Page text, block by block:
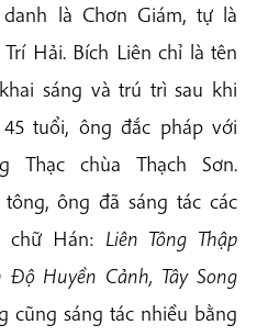
là Chơn Giám, tự là
Hải. Bích Liên chỉ là tên
sáng và trú trì sau khi
tuổi, ông đắc pháp với
Thạc chùa Thạch Sơn.
ông đã sáng tác các
chữ Hán: Liên Tông Thập
Độ Huyền Cảnh, Tây Song
cũng sáng tác nhiều bằng